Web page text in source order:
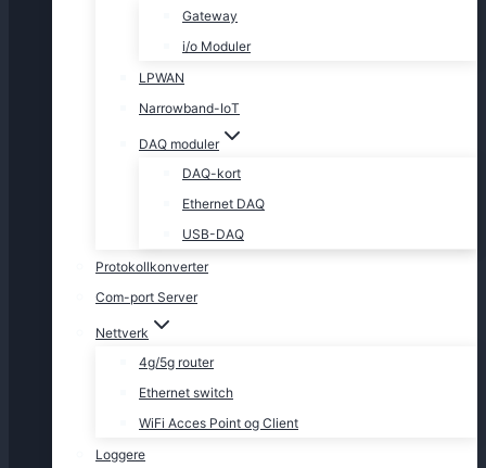
Gateway
i/o Moduler
LPWAN
Narrowband-IoT
DAQ moduler
DAQ-kort
Ethernet DAQ
USB-DAQ
Protokollkonverter
Com-port Server
Nettverk
4g/5g router
Ethernet switch
WiFi Acces Point og Client
Loggere